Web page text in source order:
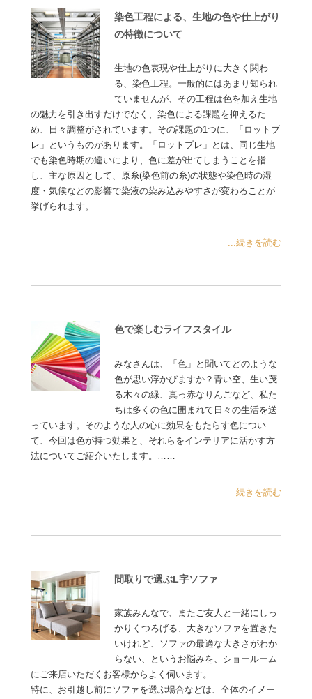
染色工程による、生地の色や仕上がり
の特徴について
生地の色表現や仕上がりに大きく関わ
る、染色工程。一般的にはあまり知られ
ていませんが、その工程は色を加え生地
の魅力を引き出すだけでなく、染色による課題を抑えるた
め、日々調整がされています。その課題の1つに、「ロットブ
レ」というものがあります。「ロットブレ」とは、同じ生地
でも染色時期の違いにより、色に差が出てしまうことを指
し、主な原因として、原糸(染色前の糸)の状態や染色時の湿
度・気候などの影響で染液の染み込みやすさが変わることが
挙げられます。……
...続きを読む
色で楽しむライフスタイル
みなさんは、「色」と聞いてどのような
色が思い浮かびますか？青い空、生い茂
る木々の緑、真っ赤なりんごなど、私た
ちは多くの色に囲まれて日々の生活を送
っています。そのような人の心に効果をもたらす色につい
て、今回は色が持つ効果と、それらをインテリアに活かす方
法についてご紹介いたします。……
...続きを読む
間取りで選ぶL字ソファ
家族みんなで、またご友人と一緒にしっ
かりくつろげる、大きなソファを置きた
いけれど、ソファの最適な大きさがわか
らない、というお悩みを、ショールーム
にご来店いただくお客様からよく伺います。
特に、お引越し前にソファを選ぶ場合などは、全体のイメー